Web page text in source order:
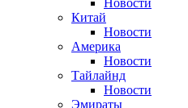
Новости
Китай
Новости
Америка
Новости
Тайлайнд
Новости
Эмираты